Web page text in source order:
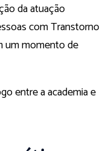
da atuação
com Transtorno
um momento de
entre a academia e